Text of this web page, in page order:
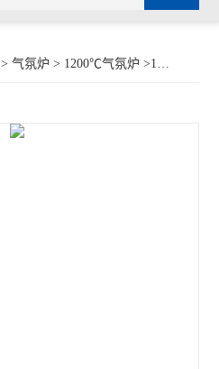
>气氛炉 > 1200℃气氛炉 >1200℃高温气氛炉